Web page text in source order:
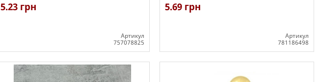
5.23 грн
Артикул
757078825
5.69 грн
Артикул
781186498